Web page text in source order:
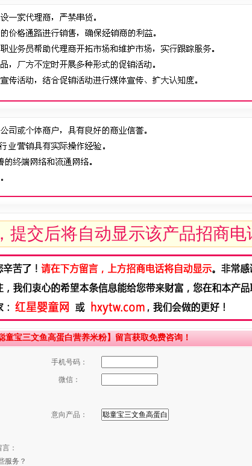
提交后将自动显示该产品招商电
宝三文鱼高蛋白营养米粉】留言获取免费咨询！
手机号码：
微信：
意向产品：
：
服务？